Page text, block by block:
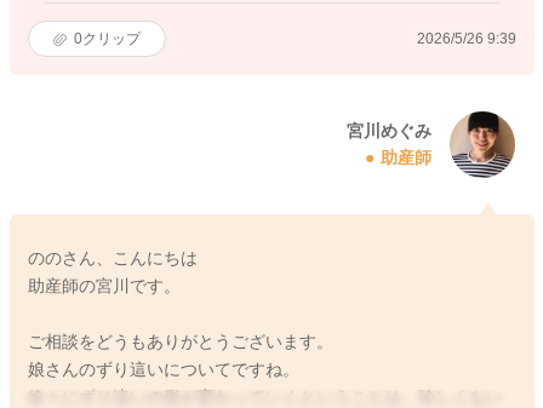
0クリップ 2026/5/26 9:39
宮川めぐみ
助産師
ののさん、こんにちは
助産師の宮川です。
ご相談をどうもありがとうございます。
娘さんのずり這いについてですね。
徐々にずり這いの形が変わっていくということは、珍しくない